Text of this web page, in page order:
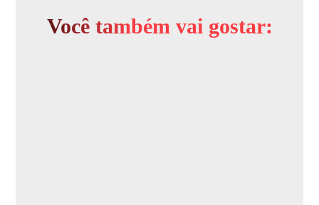
Você também vai gostar: